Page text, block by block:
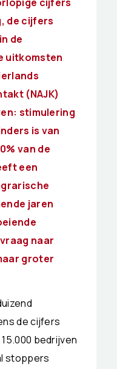
de cijfers
de
uitkomsten
(NAJK)
stimulering
is van
van de
een
jaren
naar
groter
de cijfers
bedrijven
stoppers